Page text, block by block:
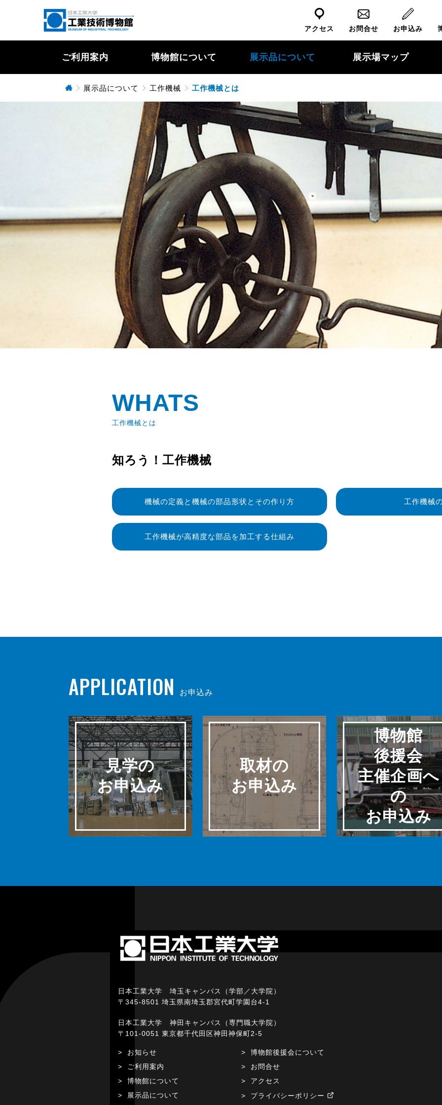
アクセス お問合せ お申込み
ご利用案内 博物館について 展示品について 展示場マップ
展示品について 工作機械 工作機械とは
WHATS
工作機械とは
知ろう！工作機械
機械の定義と機械の部品形状と その作り方 工作機械
工作機械が高精度な部品を加工する仕組み
APPLICATION お申込み
見学の
お申込み
取材の
お申込み
博物館
後援会
主催企画へ
の
お申込み
日本工業大学 埼玉キャンパス（学部／大学院）
〒345-8501 埼玉県南埼玉郡宮代町学園台4-1
日本工業大学 神田キャンパス（専門職大学院）
〒101-0051 東京都千代田区神田神保町2-5
お知らせ
ご利用案内
博物館について
展示品について
博物館後援会について
お問合せ
アクセス
プライバシーポリシー